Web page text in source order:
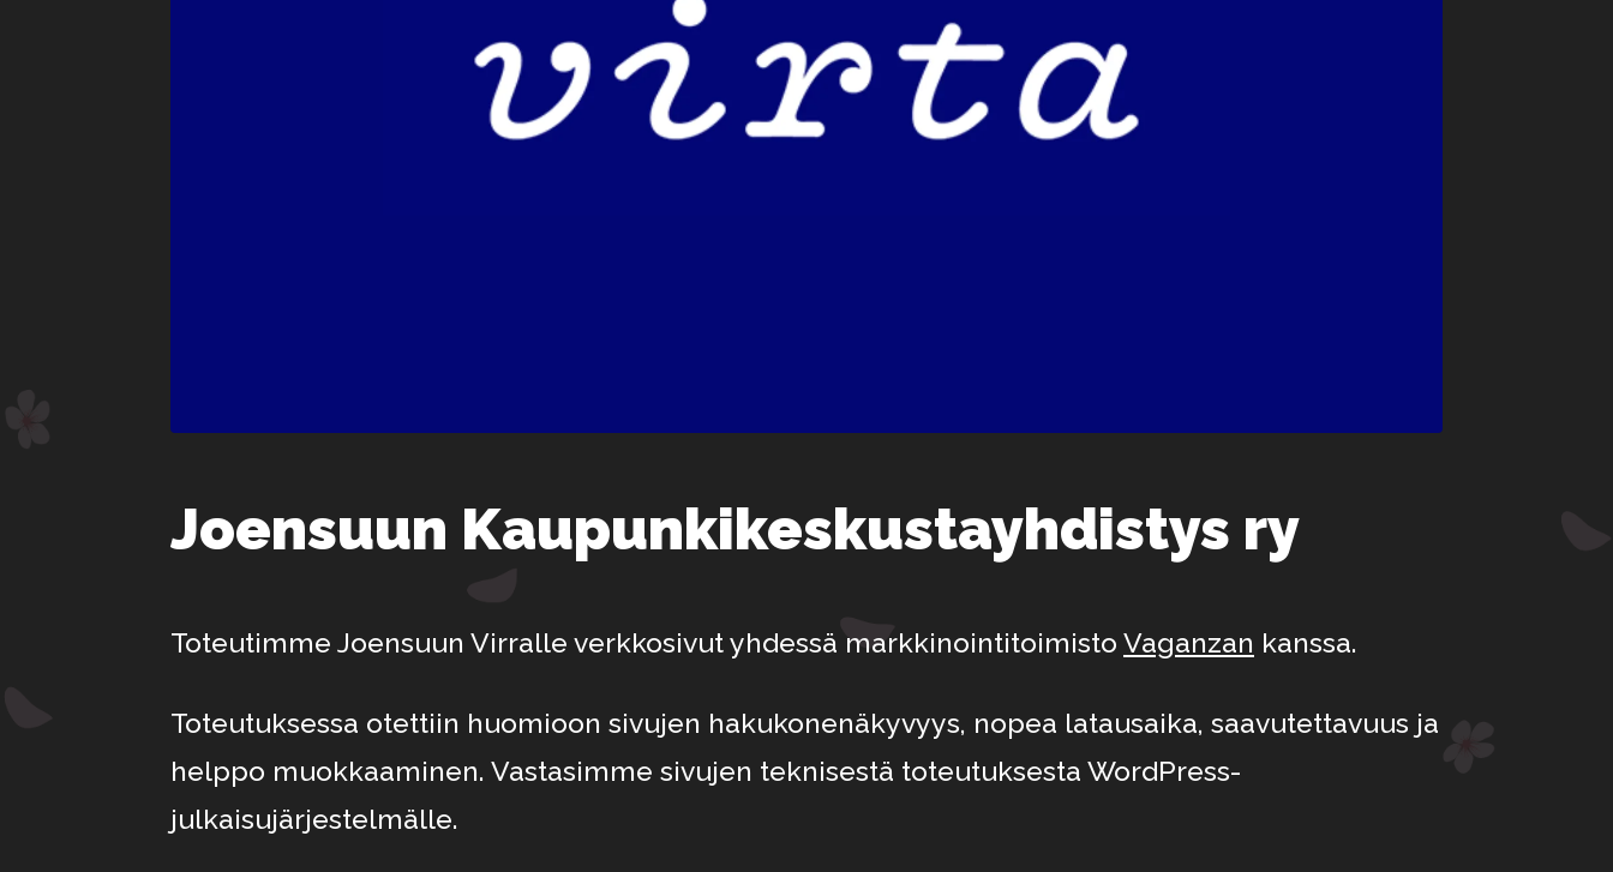
Joensuun Kaupunkikeskustayhdistys ry
Toteutimme Joensuun Virralle verkkosivut yhdessä markkinointitoimisto Vaganzan kanssa.
Toteutuksessa otettiin huomioon sivujen hakukonenäkyvyys, nopea latausaika, saavutettavuus ja
helppo muokkaaminen. Vastasimme sivujen teknisestä toteutuksesta WordPress-
julkaisujärjestelmälle.